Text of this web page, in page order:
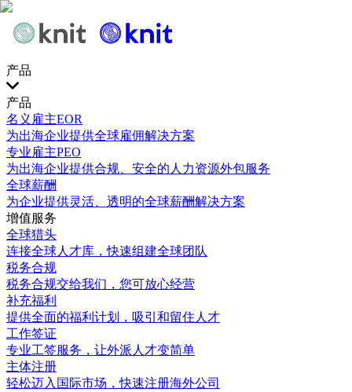
产品
产品
名义雇主EOR
为出海企业提供全球雇佣解决方案
专业雇主PEO
为出海企业提供合规、安全的人力资源外包服务
全球薪酬
为企业提供灵活、透明的全球薪酬解决方案
增值服务
全球猎头
连接全球人才库，快速组建全球团队
税务合规
税务合规交给我们，您可放心经营
补充福利
提供全面的福利计划，吸引和留住人才
工作签证
专业工签服务，让外派人才变简单
主体注册
轻松迈入国际市场，快速注册海外公司